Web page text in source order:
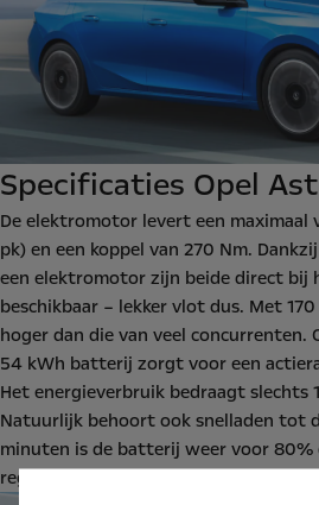
Specificaties Opel
De elektromotor levert een maximaal
pk) en een koppel van 270 Nm.
een elektromotor zijn beide direct bij
beschikbaar – lekker vlot dus. Met
hoger dan die van veel concurrenten.
54 kWh batterij zorgt voor een
Het energieverbruik bedraagt slechts
Natuurlijk behoort ook snelladen tot
minuten is de batterij weer voor 80%
reguliere laadpaal kan de Opel Astra